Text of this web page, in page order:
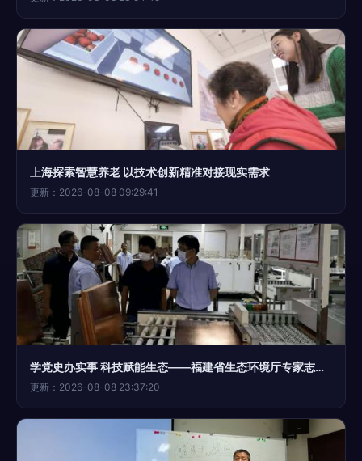
上海探索智慧养老 以技术创新精准对接现实需求
更新：2026-08-08 09:29:41
学党史办实事 科技赋能生态——福建省生态环境厅专家志愿服务队赴武平开展技术咨询调研
更新：2026-08-08 23:37:20